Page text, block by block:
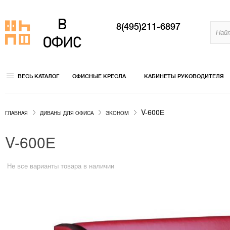
8(495)211-6897
ВЕСЬ КАТАЛОГ ОФИСНЫЕ КРЕСЛА КАБИНЕТЫ РУКОВОДИТЕЛЯ
ГЛАВНАЯ ДИВАНЫ ДЛЯ ОФИСА ЭКОНОМ V-600Е
V-600Е
Не все варианты товара в наличии